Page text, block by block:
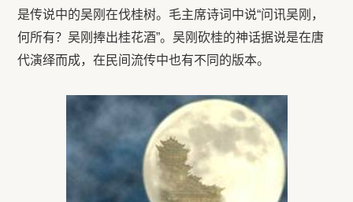
是传说中的吴刚在伐桂树。毛主席诗词中说“问讯吴刚，
何所有？吴刚捧出桂花酒”。吴刚砍桂的神话据说是在唐
代演绎而成，在民间流传中也有不同的版本。